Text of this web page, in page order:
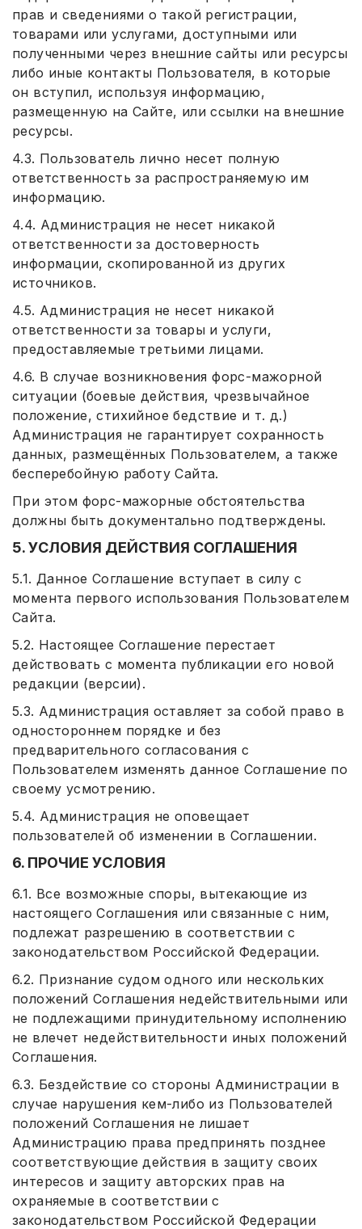
прав и сведениями о такой регистрации,
товарами или услугами, доступными или
полученными через внешние сайты или ресурсы
либо иные контакты Пользователя, в которые
он вступил, используя информацию,
размещенную на Сайте, или ссылки на внешние
ресурсы.
4.3. Пользователь лично несет полную
ответственность за распространяемую им
информацию.
4.4. Администрация не несет никакой
ответственности за достоверность
информации, скопированной из других
источников.
4.5. Администрация не несет никакой
ответственности за товары и услуги,
предоставляемые третьими лицами.
4.6. В случае возникновения форс-мажорной
ситуации (боевые действия, чрезвычайное
положение, стихийное бедствие и т. д.)
Администрация не гарантирует сохранность
данных, размещённых Пользователем, а также
бесперебойную работу Сайта.
При этом форс-мажорные обстоятельства
должны быть документально подтверждены.
5. УСЛОВИЯ ДЕЙСТВИЯ СОГЛАШЕНИЯ
5.1. Данное Соглашение вступает в силу с
момента первого использования Пользователем
Сайта.
5.2. Настоящее Соглашение перестает
действовать с момента публикации его новой
редакции (версии).
5.3. Администрация оставляет за собой право в
одностороннем порядке и без
предварительного согласования с
Пользователем изменять данное Соглашение по
своему усмотрению.
5.4. Администрация не оповещает
пользователей об изменении в Соглашении.
6. ПРОЧИЕ УСЛОВИЯ
6.1. Все возможные споры, вытекающие из
настоящего Соглашения или связанные с ним,
подлежат разрешению в соответствии с
законодательством Российской Федерации.
6.2. Признание судом одного или нескольких
положений Соглашения недействительными или
не подлежащими принудительному исполнению
не влечет недействительности иных положений
Соглашения.
6.3. Бездействие со стороны Администрации в
случае нарушения кем-либо из Пользователей
положений Соглашения не лишает
Администрацию права предпринять позднее
соответствующие действия в защиту своих
интересов и защиту авторских прав на
охраняемые в соответствии с
законодательством Российской Федерации